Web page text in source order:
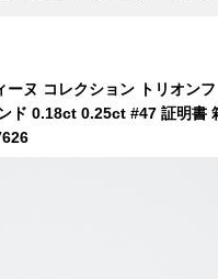
ーヌ コレクション トリオン
ド 0.18ct 0.25ct #47 証明書